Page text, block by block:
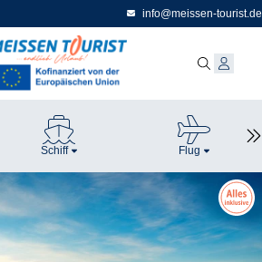
info@meissen-tourist.de
Schiff Flug